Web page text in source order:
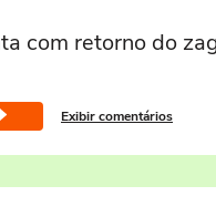
com retorno do
Exibir comentários